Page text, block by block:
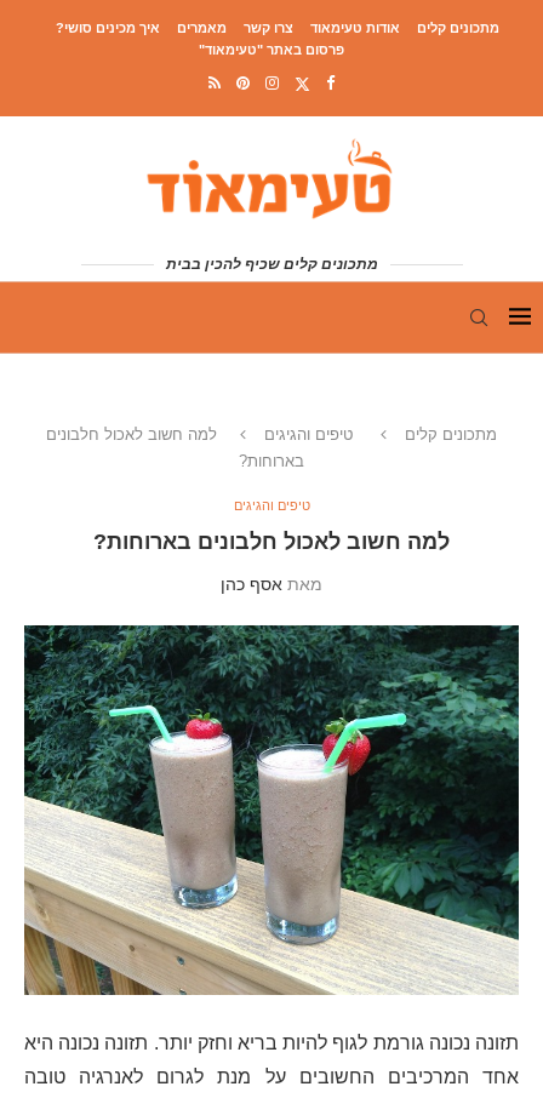
מתכונים קלים אודות טעימאוד צרו קשר מאמרים
איך מכינים סושי?
פרסום באתר "טעימאוד"
מתכונים קלים שכיף להכין בבית
מתכונים קלים טיפים והגיגים
למה חשוב לאכול חלבונים
בארוחות?
טיפים והגיגים
למה חשוב לאכול חלבונים בארוחות?
מאת אסף כהן
תזונה נכונה גורמת לגוף להיות בריא וחזק יותר. תזונה נכונה היא
אחד המרכיבים החשובים על מנת לגרום לאנרגיה טובה